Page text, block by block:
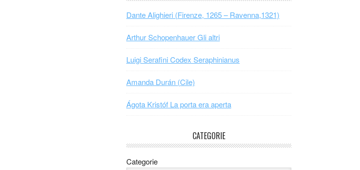
Dante Alighieri (Firenze, 1265 – Ravenna,1321)
Arthur Schopenhauer Gli altri
Luigi Serafini Codex Seraphinianus
Amanda Durán (Cile)
Ágota Kristóf La porta era aperta
CATEGORIE
Categorie